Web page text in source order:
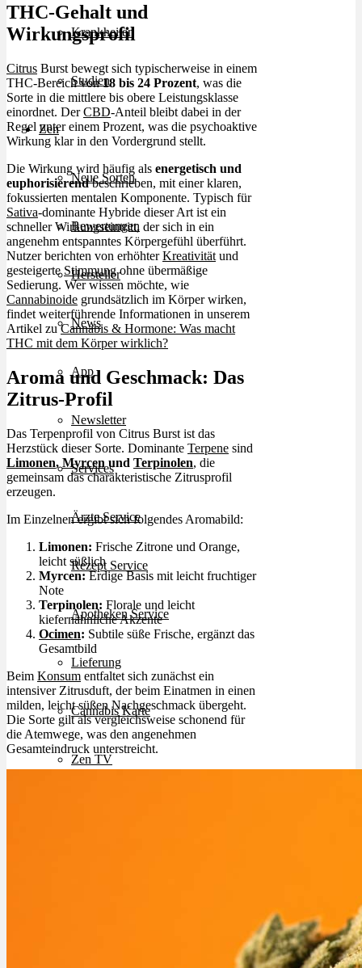
Krankheiten
Studien
Zen
Neue Sorten
Bewertungen
Hersteller
News
App
Newsletter
Services
Ärzte Service
Rezept Service
Apotheken Service
Lieferung
Cannabis Karte
Zen TV
THC-Gehalt und
Wirkungsprofil
Citrus Burst bewegt sich typischerweise in einem
THC-Bereich von18 bis 24 Prozent, was die
Sorte in die mittlere bis obere Leistungsklasse
einordnet. DerCBD-Anteil bleibt dabei in der
Regel unter einem Prozent, was die psychoaktive
Wirkung klar in den Vordergrund stellt.
Die Wirkung wird häufig als energetisch und
euphorisierendbeschrieben, mit einer klaren,
fokussierten mentalen Komponente. Typisch für
Sativa-dominante Hybride dieser Art ist ein
schneller Wirkungseintritt, der sich in ein
angenehm entspanntes Körpergefühl überführt.
Nutzer berichten von erhöhterKreativität und
gesteigerteStimmungohne übermäßige
Sedierung. Wer wissen möchte, wie
Cannabinoide grundsätzlich im Körper wirken,
findet weiterführende Informationen in unserem
Artikel zuCannabis & Hormone: Was macht
THC mit dem Körper wirklich?
Aroma und Geschmack: Das
Zitrus-Profil
Das Terpenprofil von Citrus Burst ist das
Herzstück dieser Sorte. Dominante Terpene sind
Limonen, Myrcen und Terpinolen, die
gemeinsam das charakteristische Zitrusprofil
erzeugen.
Im Einzelnen ergibt sich folgendes Aromabild:
Limonen: Frische Zitrone und Orange,
leicht süßlich
Myrcen:Erdige Basis mit leicht fruchtiger
Note
Terpinolen: Florale und leicht
kiefernähnliche Akzente
Ocimen: Subtile süße Frische, ergänzt das
Gesamtbild
Beim Konsum entfaltet sich zunächst ein
intensiver Zitrusduft, der beim Einatmen in einen
milden, leicht süßen Nachgeschmack übergeht.
Die Sorte gilt als vergleichsweise schonend für
die Atemwege, was den angenehmen
Gesamteindruck unterstreicht.